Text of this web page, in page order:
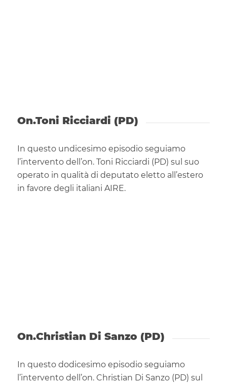
On.Toni Ricciardi (PD)
In questo undicesimo episodio seguiamo
l’intervento dell’on. Toni Ricciardi (PD) sul suo
operato in qualità di deputato eletto all’estero
in favore degli italiani AIRE.
On.Christian Di Sanzo (PD)
In questo dodicesimo episodio seguiamo
l’intervento dell’on. Christian Di Sanzo (PD) sul